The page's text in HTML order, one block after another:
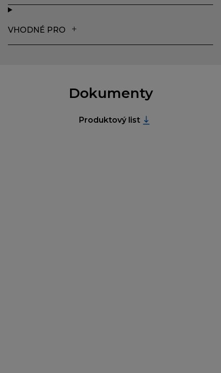
VHODNÉ PRO
Dokumenty
Produktový list